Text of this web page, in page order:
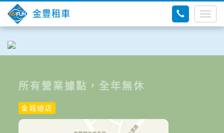
金豐租車
所有營業據點，全年無休
金城總店